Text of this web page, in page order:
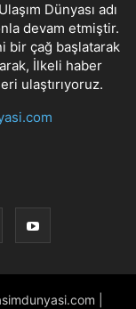
Dünyası adı
devam etmiştir.
bir çağ başlatarak
İlkeli haber
ulaştırıyoruz.
|